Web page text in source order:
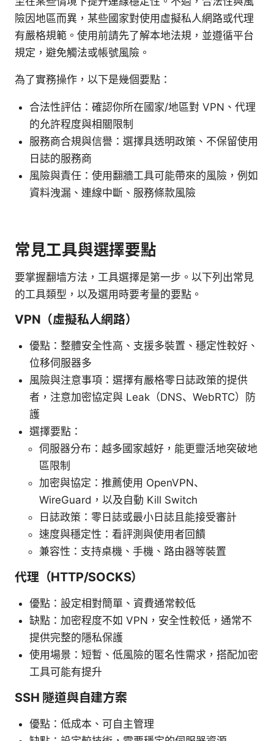
險因地區而異，某些國家對使用虛擬私人網路或代理
有嚴格規範。使用前請先了解本地法規，並遵循平台
規定，避免觸法或帳號風險。
為了實務操作，以下是幾個要點：
合法性評估：確認你所在國家/地區對 VPN、代理
的允許程度與相關限制
服務商合規與信譽：選擇具透明政策、不保留使用
日誌的服務商
風險與責任：使用翻牆工具可能帶來的風險，例如
資料洩漏、連線中斷、服務條款風險
常見工具與選擇要點
要掌握翻墙方法，工具選擇是第一步。以下列出常見
的工具類型，以及選用時要考量的要點。
VPN（虛擬私人網路）
優點：整體安全性高、支援多裝置、穩定性較好、
位移伺服器多
風險與注意事項：選擇有嚴格零日誌政策的提供
者，注意加密協定與 Leak（DNS、WebRTC）防
護
選擇要點：
伺服器分布：越多國家越好，能更靈活地突破地
區限制
加密與協定：推薦使用 OpenVPN、
WireGuard，以及自動 Kill Switch
日誌政策：零日誌或最小日誌且能接受審計
速度與穩定性：看評測與使用者回饋
兼容性：支持桌機、手機、路由器等裝置
代理（HTTP/SOCKS）
優點：設定相對簡單、資費通常較低
缺點：加密程度不如 VPN，安全性較低，通常不
提供完整的隱私保護
使用場景：短暫、低風險的匿名性需求，搭配加密
工具可能有提升
SSH 隧道與自建方案
優點：低成本、可自主管理